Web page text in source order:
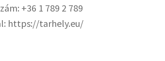
+36 1 789 2 789
https://tarhely.eu/